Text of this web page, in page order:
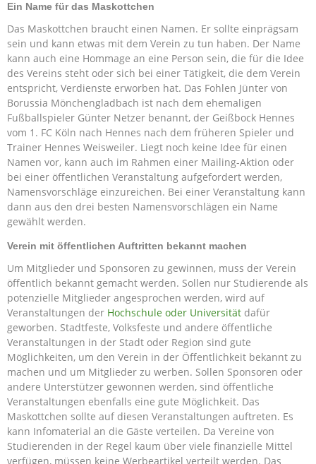
Ein Name für das Maskottchen
Das Maskottchen braucht einen Namen. Er sollte einprägsam
sein und kann etwas mit dem Verein zu tun haben. Der Name
kann auch eine Hommage an eine Person sein, die für die Idee
des Vereins steht oder sich bei einer Tätigkeit, die dem Verein
entspricht, Verdienste erworben hat. Das Fohlen Jünter von
Borussia Mönchengladbach ist nach dem ehemaligen
Fußballspieler Günter Netzer benannt, der Geißbock Hennes
vom 1. FC Köln nach Hennes nach dem früheren Spieler und
Trainer Hennes Weisweiler. Liegt noch keine Idee für einen
Namen vor, kann auch im Rahmen einer Mailing-Aktion oder
bei einer öffentlichen Veranstaltung aufgefordert werden,
Namensvorschläge einzureichen. Bei einer Veranstaltung kann
dann aus den drei besten Namensvorschlägen ein Name
gewählt werden.
Verein mit öffentlichen Auftritten bekannt machen
Um Mitglieder und Sponsoren zu gewinnen, muss der Verein
öffentlich bekannt gemacht werden. Sollen nur Studierende als
potenzielle Mitglieder angesprochen werden, wird auf
Veranstaltungen der Hochschule oder Universität dafür
geworben. Stadtfeste, Volksfeste und andere öffentliche
Veranstaltungen in der Stadt oder Region sind gute
Möglichkeiten, um den Verein in der Öffentlichkeit bekannt zu
machen und um Mitglieder zu werben. Sollen Sponsoren oder
andere Unterstützer gewonnen werden, sind öffentliche
Veranstaltungen ebenfalls eine gute Möglichkeit. Das
Maskottchen sollte auf diesen Veranstaltungen auftreten. Es
kann Infomaterial an die Gäste verteilen. Da Vereine von
Studierenden in der Regel kaum über viele finanzielle Mittel
verfügen, müssen keine Werbeartikel verteilt werden. Das